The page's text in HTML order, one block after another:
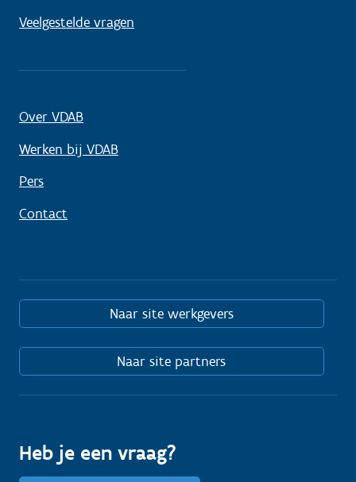
Veelgestelde vragen
Over VDAB
Werken bij VDAB
Pers
Contact
Naar site werkgevers
Naar site partners
Heb je een vraag?